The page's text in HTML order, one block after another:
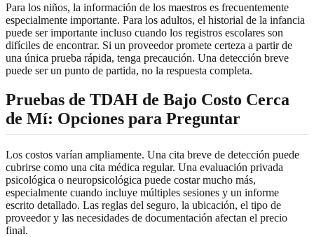
Para los niños, la información de los maestros es frecuentemente
especialmente importante. Para los adultos, el historial de la infancia
puede ser importante incluso cuando los registros escolares son
difíciles de encontrar. Si un proveedor promete certeza a partir de
una única prueba rápida, tenga precaución. Una detección breve
puede ser un punto de partida, no la respuesta completa.
Pruebas de TDAH de Bajo Costo Cerca
de Mí: Opciones para Preguntar
Los costos varían ampliamente. Una cita breve de detección puede
cubrirse como una cita médica regular. Una evaluación privada
psicológica o neuropsicológica puede costar mucho más,
especialmente cuando incluye múltiples sesiones y un informe
escrito detallado. Las reglas del seguro, la ubicación, el tipo de
proveedor y las necesidades de documentación afectan el precio
final.